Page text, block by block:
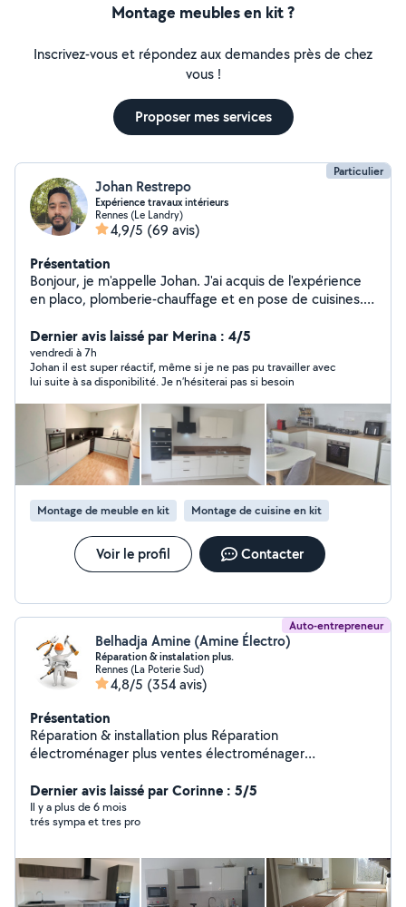
Montage meubles en kit ?
Inscrivez-vous et répondez aux demandes près de chez
vous !
Proposer mes services
Particulier
Johan Restrepo
Expérience travaux intérieurs
Rennes (Le Landry)
4,9/5 (69 avis)
Présentation
Bonjour, je m'appelle Johan. J'ai acquis de l'expérience
en placo, plomberie-chauffage et en pose de cuisines.
travaux intérieurs, selon vos besoins.
Dernier avis laissé par Merina : 4/5
vendredi à 7h
Johan il est super réactif, même si je ne pas pu travailler avec
lui suite à sa disponibilité. Je n’hésiterai pas si besoin
Montage de meuble en kit Montage de cuisine en kit
Voir le profil Contacter
Auto-entrepreneur
Belhadja Amine (Amine Électro)
Réparation & instalation plus.
Rennes (La Poterie Sud)
4,8/5 (354 avis)
Présentation
Réparation & installation plus Réparation
électroménager plus ventes électroménager
instalation Montage meuble en kit Pose cuisine
Réparation serrure Électricité Réparation et instalation
pompe à chaleur (clim) instalation télévision,tringle à
électrique N'hésite pas. Zero.six .zero. deux. vigne
.quatre. soixante .un .dix .sept.
Dernier avis laissé par Corinne : 5/5
Il y a plus de 6 mois
trés sympa et tres pro